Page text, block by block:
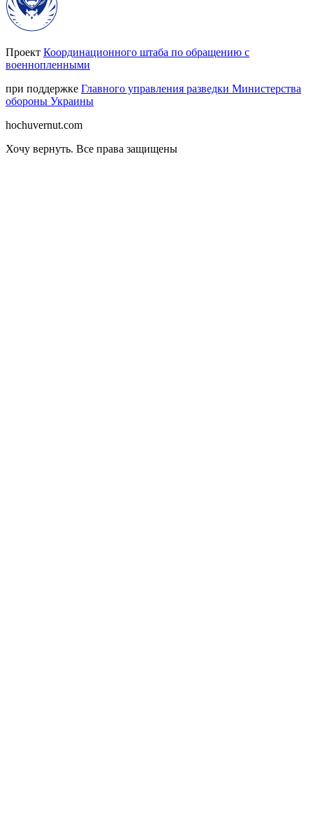
Проект Координационного штаба по обращению с
военнопленными
при поддержке Главного управления разведки Министерства
обороны Украины
hochuvernut.com
Хочу вернуть. Все права защищены